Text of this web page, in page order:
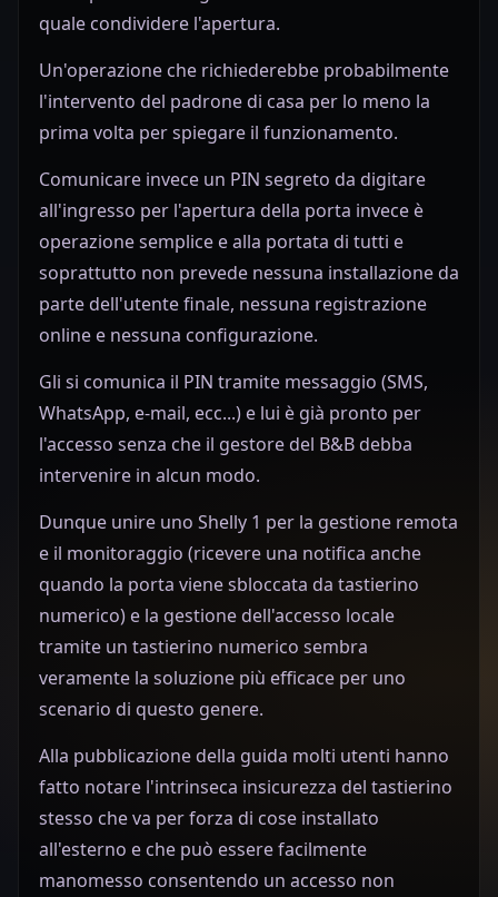
quale condividere l'apertura.
Un'operazione che richiederebbe probabilmente
l'intervento del padrone di casa per lo meno la
prima volta per spiegare il funzionamento.
Comunicare invece un PIN segreto da digitare
all'ingresso per l'apertura della porta invece è
operazione semplice e alla portata di tutti e
soprattutto non prevede nessuna installazione da
parte dell'utente finale, nessuna registrazione
online e nessuna configurazione.
Gli si comunica il PIN tramite messaggio (SMS,
WhatsApp, e-mail, ecc...) e lui è già pronto per
l'accesso senza che il gestore del B&B debba
intervenire in alcun modo.
Dunque unire uno Shelly 1 per la gestione remota
e il monitoraggio (ricevere una notifica anche
quando la porta viene sbloccata da tastierino
numerico) e la gestione dell'accesso locale
tramite un tastierino numerico sembra
veramente la soluzione più efficace per uno
scenario di questo genere.
Alla pubblicazione della guida molti utenti hanno
fatto notare l'intrinseca insicurezza del tastierino
stesso che va per forza di cose installato
all'esterno e che può essere facilmente
manomesso consentendo un accesso non